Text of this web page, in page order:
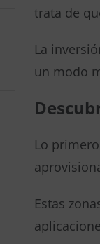
trata de
La
un modo
Lo
Estas